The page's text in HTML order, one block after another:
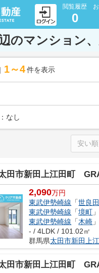
閲覧履歴
0
のマンション
1～4 件を表示
なし
田市新田上江田町
2,090万円
東武伊勢崎線 「世良田
東武伊勢崎線 「境町
東武伊勢崎線 「木崎
- / 4LDK / 101.02㎡
群馬県太田市新田上
田市新田上江田町